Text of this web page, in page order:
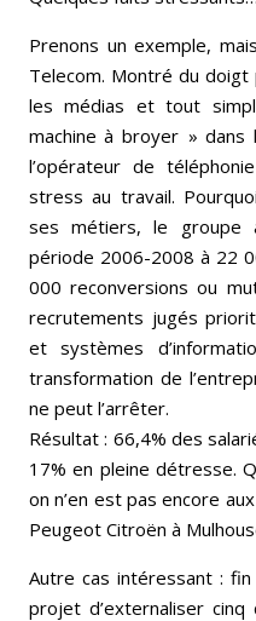
Prenons un exemple,
Telecom. Montré du
les médias et tout
machine à broyer » dans
l’opérateur de
stress au travail.
ses métiers, le groupe
période 2006-2008 à 22
000 reconversions ou
recrutements jugés
et systèmes
transformation de
ne peut l’arrêter.
Résultat : 66,4% des
17% en pleine détresse.
on n’en est pas encore
Peugeot Citroën à
Autre cas intéressant :
projet d’externaliser cinq